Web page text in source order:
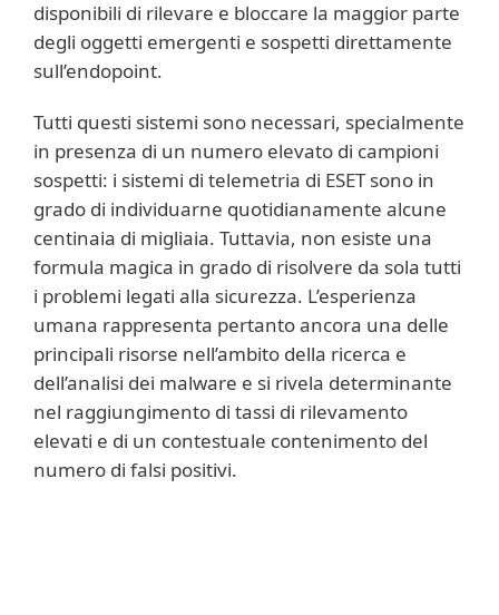
disponibili di rilevare e bloccare la maggior parte
degli oggetti emergenti e sospetti direttamente
sull’endopoint.
Tutti questi sistemi sono necessari, specialmente
in presenza di un numero elevato di campioni
sospetti: i sistemi di telemetria di ESET sono in
grado di individuarne quotidianamente alcune
centinaia di migliaia. Tuttavia, non esiste una
formula magica in grado di risolvere da sola tutti
i problemi legati alla sicurezza. L’esperienza
umana rappresenta pertanto ancora una delle
principali risorse nell’ambito della ricerca e
dell’analisi dei malware e si rivela determinante
nel raggiungimento di tassi di rilevamento
elevati e di un contestuale contenimento del
numero di falsi positivi.